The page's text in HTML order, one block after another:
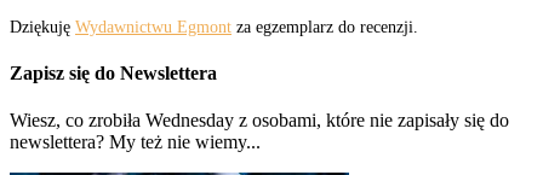
Dziękuję Wydawnictwu Egmont za egzemplarz do recenzji.
Zapisz się do Newslettera
Wiesz, co zrobiła Wednesday z osobami, które nie zapisały się do
newslettera? My też nie wiemy...